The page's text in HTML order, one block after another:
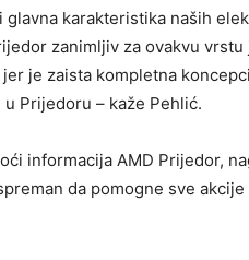
karakteristika naših
zanimljiv za ovakvu
je zaista kompletna
Prijedoru – kaže Pehlić.
informacija AMD Prijedor,
da pomogne sve